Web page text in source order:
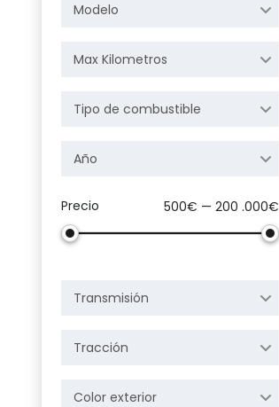
Modelo
Max Kilometros
Tipo de combustible
Año
Precio 500€ — 200 .000€
Transmisión
Tracción
Color exterior